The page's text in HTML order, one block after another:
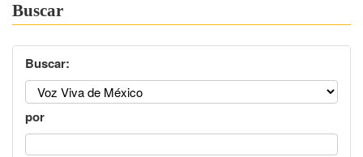
Buscar
Buscar:
por